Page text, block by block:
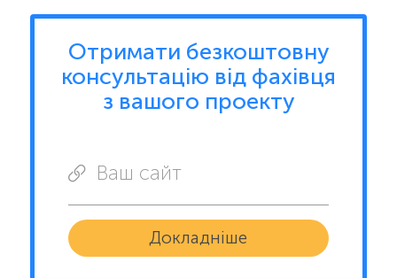
Отримати безкоштовну
консультацію від фахівця
з вашого проекту
Ваш сайт
Докладніше